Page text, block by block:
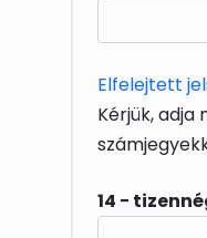
Elfelejtett
Kérjük, adja
14 −